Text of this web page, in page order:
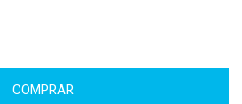
COMPRAR